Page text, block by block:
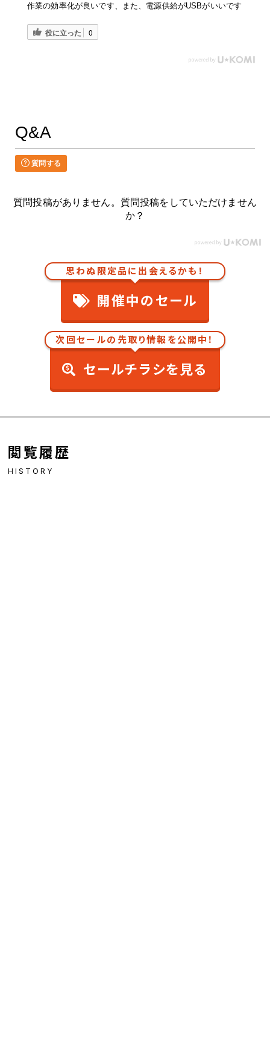
作業の効率化が良いです、また、電源供給がUSBがいいです
役に立った 0
Q&A
質問する
質問投稿がありません。質問投稿をしていただけません
か？
思わぬ限定品に出会えるかも！
開催中のセール
次回セールの先取り情報を公開中！
セールチラシを見る
閲覧履歴
HISTORY